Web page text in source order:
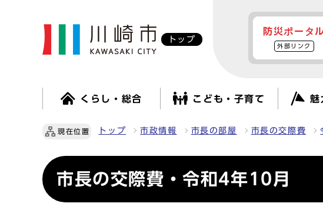
トップ
防災ポータ
外部リンク
くらし・総合 こども・子育て 魅
現在位置 トップ 市政情報 市長の部屋 市長の交際費
市長の交際費・令和4年10月